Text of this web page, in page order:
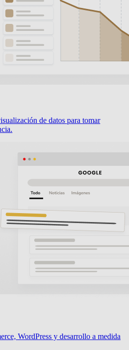
de datos para tomar
WordPress y desarrollo a medida